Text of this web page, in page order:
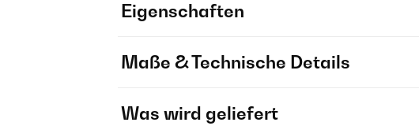
Eigenschaften
Maße & Technische Details
Was wird geliefert